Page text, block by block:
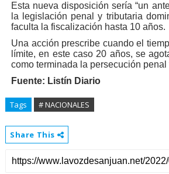
Esta nueva disposición sería “un
la legislación penal y tributaria
faculta la fiscalización hasta 10 años.
Una acción prescribe cuando el
límite, en este caso 20 años, se
como terminada la persecución
Fuente: Listín Diario
Tags # NACIONALES
Share This